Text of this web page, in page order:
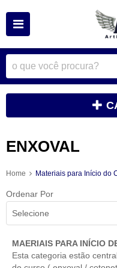
ENXOVAL
Home Materiais para Início do
Ordenar Por
Selecione
MAERIAIS PARA INÍCIO
Esta categoria estão